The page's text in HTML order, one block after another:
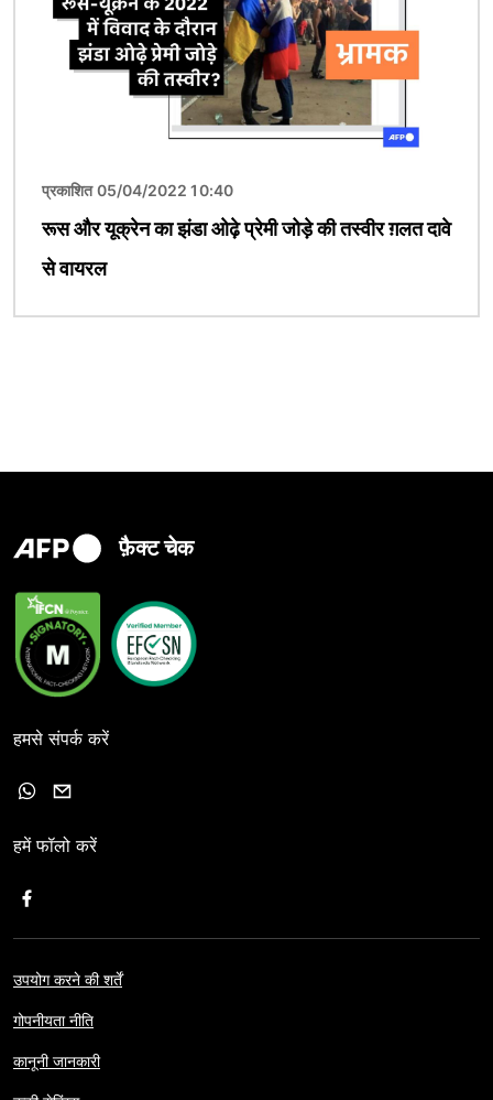
प्रकाशित 05/04/2022 10:40
रूस और यूक्रेन का झंडा ओढ़े प्रेमी जोड़े की तस्वीर ग़लत दावे
से वायरल
फ़ैक्ट चेक
हमसे संपर्क करें
हमें फॉलो करें
उपयोग करने की शर्तें
गोपनीयता नीति
कानूनी जानकारी